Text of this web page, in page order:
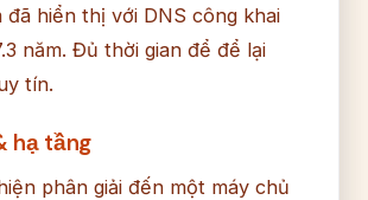
đã hiển thị với DNS công khai
năm. Đủ thời gian để để lại
tín.
hạ tầng
phân giải đến một máy chủ